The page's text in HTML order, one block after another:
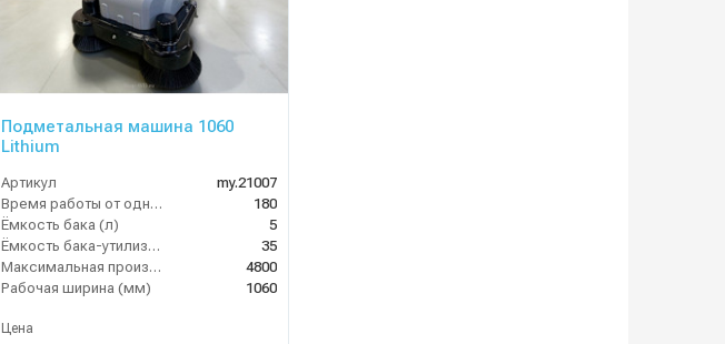
Подметальная машина 1060
Lithium
Артикул
my.21007
Время работы от одного заряда (мин)
180
Ёмкость бака (л)
5
Ёмкость бака-утилизатора (л)
35
Максимальная производительность (м2/ч)
4800
Рабочая ширина (мм)
1060
Цена